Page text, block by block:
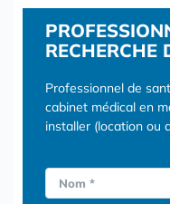
RECHERCHE
Professionnel de
cabinet médical en
installer (location ou
Nom *